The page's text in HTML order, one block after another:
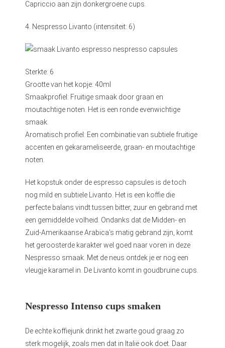
Capriccio aan zijn donkergroene cups.
4. Nespresso Livanto (intensiteit: 6)
Sterkte: 6
Grootte van het kopje: 40ml
Smaakprofiel: Fruitige smaak door graan en
moutachtige noten. Het is een ronde evenwichtige
smaak.
Aromatisch profiel: Een combinatie van subtiele fruitige
accenten en gekarameliseerde, graan- en moutachtige
noten.
Het kopstuk onder de espresso capsules is de toch
nog mild en subtiele Livanto. Het is een koffie die
perfecte balans vindt tussen bitter, zuur en gebrand met
een gemiddelde volheid. Ondanks dat de Midden- en
Zuid-Amerikaanse Arabica’s matig gebrand zijn, komt
het geroosterde karakter wel goed naar voren in deze
Nespresso smaak. Met de neus ontdek je er nog een
vleugje karamel in. De Livanto komt in goudbruine cups.
Nespresso Intenso cups smaken
De echte koffiejunk drinkt het zwarte goud graag zo
sterk mogelijk, zoals men dat in Italië ook doet. Daar